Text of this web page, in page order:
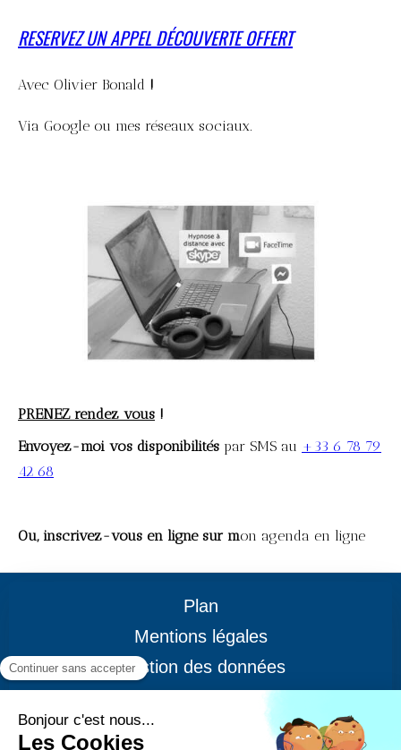
RESERVEZ UN APPEL DÉCOUVERTE OFFERT
Avec Olivier Bonald !
Via Google ou mes réseaux sociaux.
PRENEZ rendez vous !
Envoyez-moi vos disponibilités par SMS au +33 6 78 79
42 68
Ou, inscrivez-vous en ligne sur mon agenda en ligne
Plan
Mentions légales
Gestion des données